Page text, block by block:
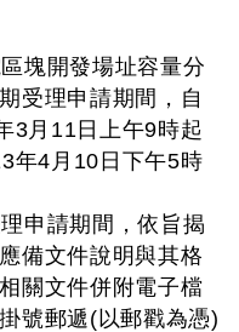
塊開發場址容量分
受理申請期間，自
3月11日上午9時起
年4月10日下午5時
申請期間，依旨揭
備文件說明與其格
關文件併附電子檔
號郵遞(以郵戳為憑)